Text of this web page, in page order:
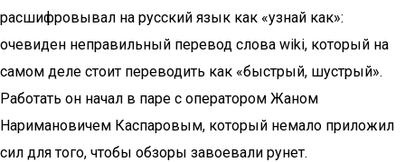
расшифровывал на русский язык как «узнай как»:
очевиден неправильный перевод слова wiki, который на
самом деле стоит переводить как «быстрый, шустрый».
Работать он начал в паре с оператором Жаном
Наримановичем Каспаровым, который немало приложил
сил для того, чтобы обзоры завоевали рунет.